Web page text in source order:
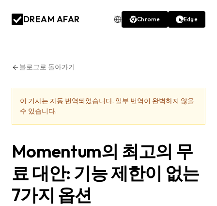
DREAM AFAR Chrome Edge
블로그로 돌아가기
이 기사는 자동 번역되었습니다. 일부 번역이 완벽하지 않을
수 있습니다.
Momentum의 최고의 무
료 대안: 기능 제한이 없는
7가지 옵션